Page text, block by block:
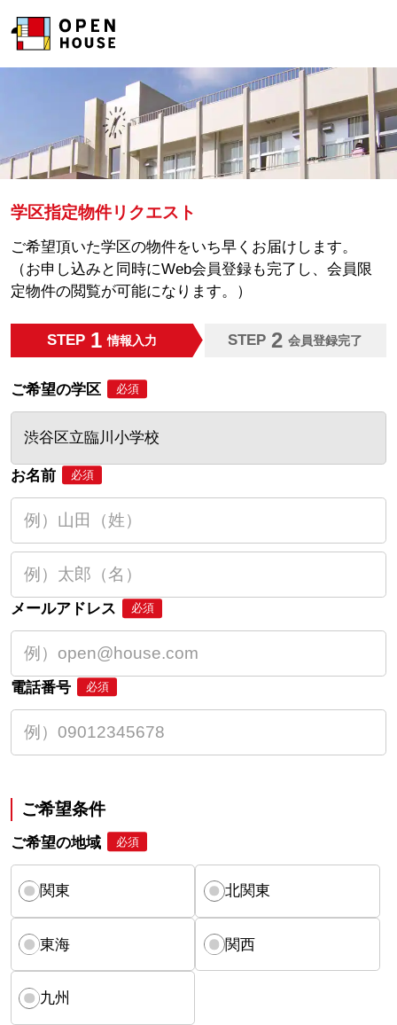
学区指定物件リクエスト
ご希望頂いた学区の物件をいち早くお届けします。
（お申し込みと同時にWeb会員登録も完了し、会員限
定物件の閲覧が可能になります。）
STEP 1 情報入力 STEP 2 会員登録完了
ご希望の学区 必須
渋谷区立臨川小学校
お名前 必須
メールアドレス 必須
電話番号 必須
ご希望条件
ご希望の地域 必須
関東 北関東
東海 関西
九州